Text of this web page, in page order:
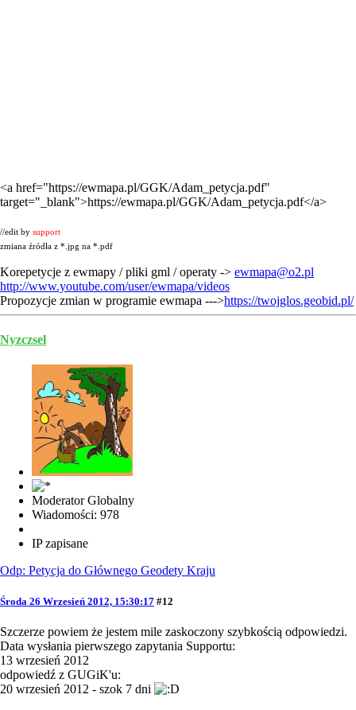
<a href="https://ewmapa.pl/GGK/Adam_petycja.pdf"
target="_blank">https://ewmapa.pl/GGK/Adam_petycja.pdf</a>
//edit by support
zmiana źródła z *.jpg na *.pdf
Korepetycje z ewmapy / pliki gml / operaty -> ewmapa@o2.pl
http://www.youtube.com/user/ewmapa/videos
Propozycje zmian w programie ewmapa --->https://twojglos.geobid.pl/
Nyzczsel
Moderator Globalny
Wiadomości: 978
IP zapisane
Odp: Petycja do Głównego Geodety Kraju
Środa 26 Wrzesień 2012, 15:30:17 #12
Szczerze powiem że jestem mile zaskoczony szybkością odpowiedzi.
Data wysłania pierwszego zapytania Supportu:
13 wrzesień 2012
odpowiedź z GUGiK'u:
20 wrzesień 2012 - szok 7 dni